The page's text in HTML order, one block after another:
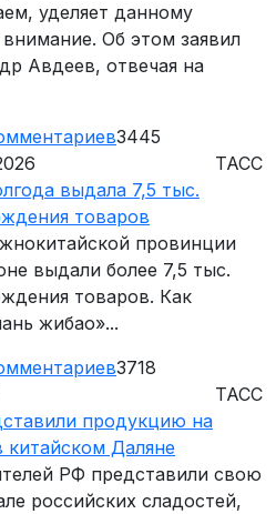
уделяет данному
Об этом заявил
Авдеев, отвечая на
3445
ТАСС
выдала 7,5 тыс.
товаров
провинции
выдали более 7,5 тыс.
товаров. Как
жибао»...
3718
ТАСС
продукцию на
китайском Даляне
РФ представили свою
российских сладостей,